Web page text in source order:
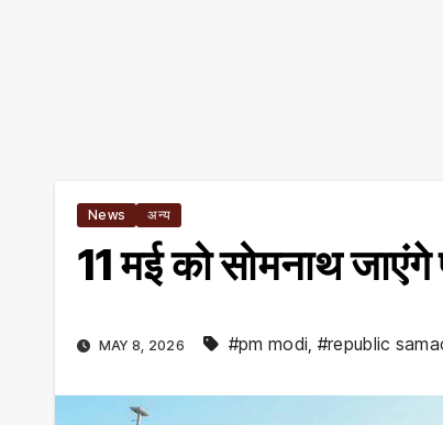
News अन्य
11 मई को सोमनाथ
MAY 8, 2026 #pm modi, #republic